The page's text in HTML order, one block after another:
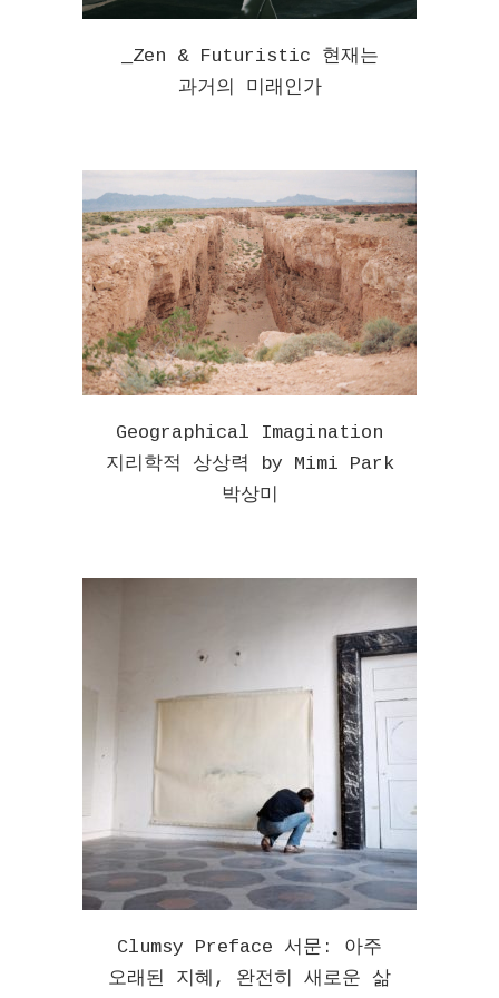
_Zen & Futuristic 현재는
과거의 미래인가
Geographical Imagination
지리학적 상상력 by Mimi Park
박상미
Clumsy Preface 서문: 아주
오래된 지혜, 완전히 새로운 삶